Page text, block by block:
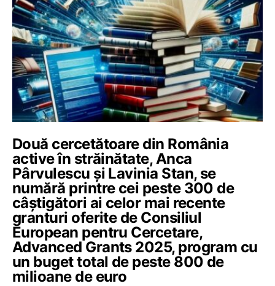
Două cercetătoare din România
active în străinătate, Anca
Pârvulescu și Lavinia Stan, se
numără printre cei peste 300 de
câștigători ai celor mai recente
granturi oferite de Consiliul
European pentru Cercetare,
Advanced Grants 2025, program cu
un buget total de peste 800 de
milioane de euro